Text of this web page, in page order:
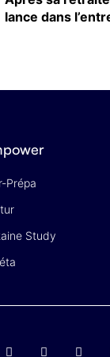
lance dans
Prépa
Study